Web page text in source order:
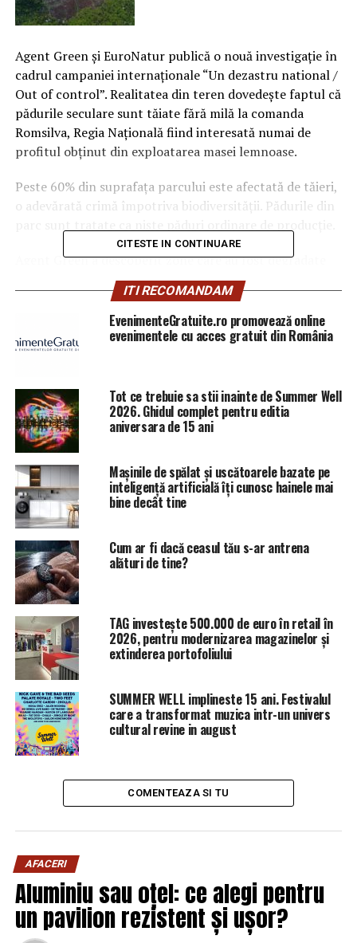
Agent Green şi EuroNatur publică o nouă investigaţie în
cadrul campaniei internaţionale “Un dezastru national /
Out of control”. Realitatea din teren dovedeşte faptul că
pădurile seculare sunt tăiate fără milă la comanda
Romsilva, Regia Naţională fiind interesată numai de
profitul obţinut din exploatarea masei lemnoase.
Peste 60% din suprafaţa parcului este afectată de tăieri,
o adevărată crimă împotriva biodiversităţii. Pădurile din
Agent Green a descoperit zone care au fost degradate
prin tăieri agresive, păduri seculare rase şi situri de
importanţă comunitară distruse. Toate acestea au fost
posibile din cauza incompetenţei şi a ignoranţei de care
au dat dovada angajaţii Parcului Naţional Cheile Nerei
Beuşniţa şi cei ai Romsilva. De asemenea, investigatorii
de vânătoare ilegală în inima parcului, şi unde poliţiştii
au prins la braconat oficiali ai AJVPS Caraş Severin şi
Oraviţa.
păduri virgine şi seculare din Europa. Exploatările
bogaţie inestimabilă, care se regaseşte în interiorul
graniţelor Parcurilor Naţionale şi ale Siturilor Natura
2000.
Principiile IUCN (International Union for Conservation
of Nature) la care România a aderat şi le-a implementat
CITESTE IN CONTINUARE
ITI RECOMANDAM
EvenimenteGratuite.ro promovează online
evenimentele cu acces gratuit din România
Tot ce trebuie sa stii inainte de Summer Well
2026. Ghidul complet pentru editia
aniversara de 15 ani
Mașinile de spălat și uscătoarele bazate pe
inteligență artificială îți cunosc hainele mai
bine decât tine
Cum ar fi dacă ceasul tău s-ar antrena
alături de tine?
TAG investește 500.000 de euro în retail în
2026, pentru modernizarea magazinelor și
extinderea portofoliului
SUMMER WELL implineste 15 ani. Festivalul
care a transformat muzica intr-un univers
cultural revine in august
COMENTEAZA SI TU
AFACERI
Aluminiu sau oțel: ce alegi pentru
un pavilion rezistent și ușor?